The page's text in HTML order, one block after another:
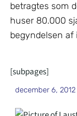
betragtes som
huser 80.000
begyndelsen af
[subpages]
december 6, 2012